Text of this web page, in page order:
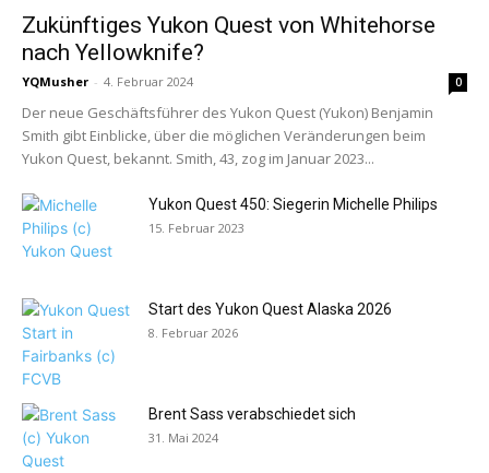
Zukünftiges Yukon Quest von Whitehorse
nach Yellowknife?
YQMusher - 4. Februar 2024 0
Der neue Geschäftsführer des Yukon Quest (Yukon) Benjamin
Smith gibt Einblicke, über die möglichen Veränderungen beim
Yukon Quest, bekannt. Smith, 43, zog im Januar 2023...
Yukon Quest 450: Siegerin Michelle Philips
15. Februar 2023
Start des Yukon Quest Alaska 2026
8. Februar 2026
Brent Sass verabschiedet sich
31. Mai 2024